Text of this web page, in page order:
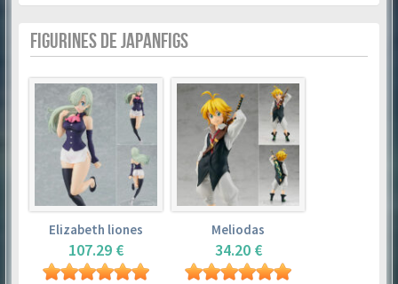
FIGURINES DE JAPANFIGS
Elizabeth liones
107.29 €
Meliodas
34.20 €